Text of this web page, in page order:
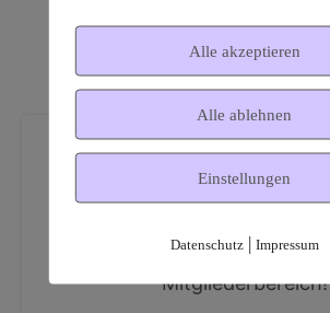
Dies ist ein
Mitgliederbereich!
Alle akzeptieren
Alle ablehnen
Einstellungen
Datenschutz| Impressum